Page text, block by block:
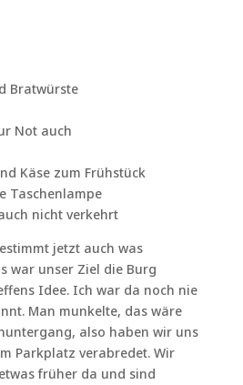
Bratwürste
Not auch
Käse zum Frühstück
Taschenlampe
nicht verkehrt
jetzt auch was
war unser Ziel die Burg
Idee. Ich war da noch nie
Man munkelte, das wäre
also haben wir uns
Parkplatz verabredet. Wir
früher da und sind